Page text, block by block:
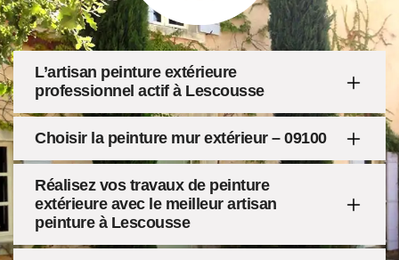
L’artisan peinture extérieure
professionnel actif à Lescousse
Choisir la peinture mur extérieur – 09100
Réalisez vos travaux de peinture
extérieure avec le meilleur artisan
peinture à Lescousse